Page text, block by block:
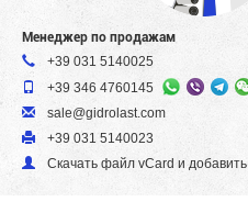
Менеджер по продажам
+39 031 5140025
+39 346 4760145
sale@gidrolast.com
+39 031 5140023
Скачать файл vСard и добавить